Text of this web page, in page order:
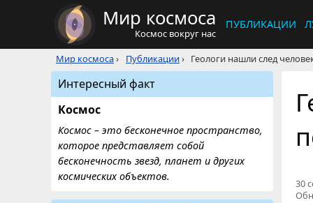
Мир космоса
Космос вокруг нас
ПУБЛИКАЦИИ
Мир космоса› Публикации› Геологи нашли след
30
Интересный факт
Космос
Космос – это бесконечное пространство,
которое представляет собой
бесконечность звезд, планет и других
космических объектов.